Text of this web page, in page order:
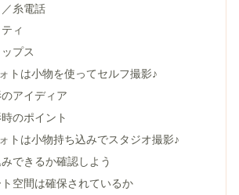
糸電話
ィ
プス
トは小物を使ってセルフ撮影♪
アイディア
のポイント
トは小物持ち込みでスタジオ撮影♪
できるか確認しよう
空間は確保されているか